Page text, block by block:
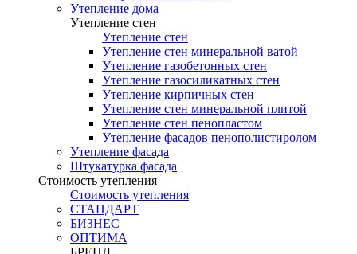
Утепление дома
Утепление стен
Утепление стен
Утепление стен минеральной ватой
Утепление газобетонных стен
Утепление газосиликатных стен
Утепление кирпичных стен
Утепление стен минеральной плитой
Утепление стен пенопластом
Утепление фасадов пенополистиролом
Утепление фасада
Штукатурка фасада
Стоимость утепления
Стоимость утепления
СТАНДАРТ
БИЗНЕС
ОПТИМА